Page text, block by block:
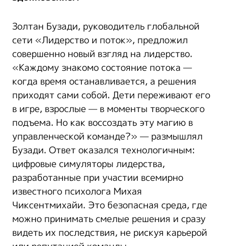
Золтан Бузади, руководитель глобальной
сети «Лидерство и поток», предложил
совершенно новый взгляд на лидерство.
«Каждому знакомо состояние потока —
когда время останавливается, а решения
приходят сами собой. Дети переживают его
в игре, взрослые — в моменты творческого
подъема. Но как воссоздать эту магию в
управленческой команде?» — размышлял
Бузади. Ответ оказался технологичным:
цифровые симуляторы лидерства,
разработанные при участии всемирно
известного психолога Михая
Чиксентмихайи. Это безопасная среда, где
можно принимать смелые решения и сразу
видеть их последствия, не рискуя карьерой